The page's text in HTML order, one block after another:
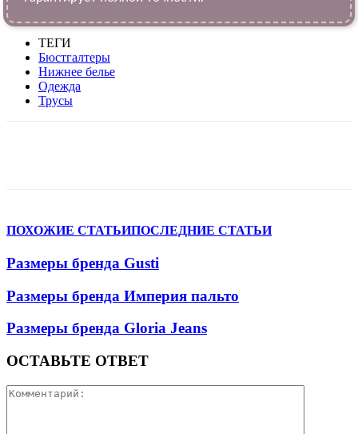
ТЕГИ
Бюстгалтеры
Нижнее белье
Одежда
Трусы
ПОХОЖИЕ СТАТЬИПОСЛЕДНИЕ СТАТЬИ
Размеры бренда Gusti
Размеры бренда Империя пальто
Размеры бренда Gloria Jeans
ОСТАВЬТЕ ОТВЕТ